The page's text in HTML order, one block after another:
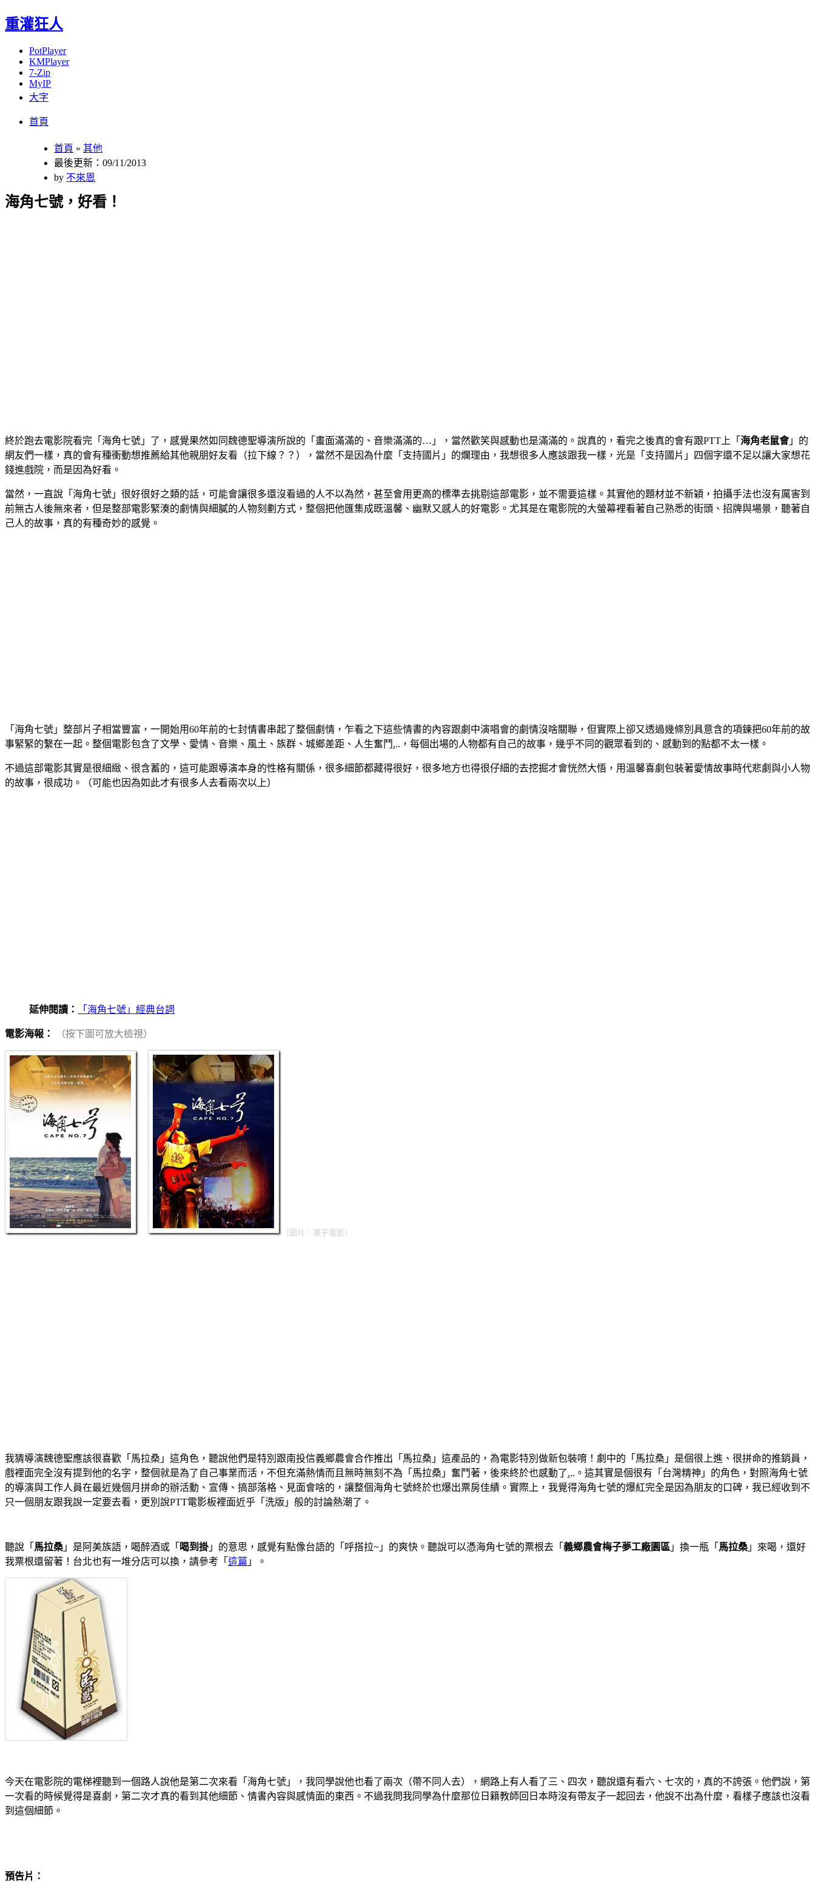
重灌狂人
PotPlayer
KMPlayer
7-Zip
MyIP
大字
首頁
首頁 » 其他
最後更新：09/11/2013
by 不來恩
海角七號，好看！
終於跑去電影院看完「海角七號」了，感覺果然如同魏德聖導演所說的「畫面滿滿的、音樂滿滿的…」，當然歡笑與感動也是滿滿的。說真的，看完之後真的會有跟PTT上「 海角老鼠會」的
網友們一樣，真的會有種衝動想推薦給其他親朋好友看（拉下線？？），當然不是因為什麼「支持國片」的爛理由，我想很多人應該跟我一樣，光是「支持國片」四個字還不足以讓大家想花
錢進戲院，而是因為好看。
當然，一直說「海角七號」很好很好之類的話，可能會讓很多還沒看過的人不以為然，甚至會用更高的標準去挑剔這部電影，並不需要這樣。其實他的題材並不新穎，拍攝手法也沒有厲害到
前無古人後無來者，但是整部電影緊湊的劇情與細膩的人物刻劃方式，整個把他匯集成既溫馨、幽默又感人的好電影。尤其是在電影院的大螢幕裡看著自己熟悉的街頭、招牌與場景，聽著自
己人的故事，真的有種奇妙的感覺。
「海角七號」整部片子相當豐富，一開始用60年前的七封情書串起了整個劇情，乍看之下這些情書的內容跟劇中演唱會的劇情沒啥關聯，但實際上卻又透過幾條別具意含的項鍊把60年前的故
事緊緊的繫在一起。整個電影包含了文學、愛情、音樂、風土、族群、城鄉差距、人生奮鬥 ...，每個出場的人物都有自己的故事，幾乎不同的觀眾看到的、感動到的點都不太一樣。
不過這部電影其實是很細緻、很含蓄的，這可能跟導演本身的性格有關係，很多細節都藏得很好，很多地方也得很仔細的去挖掘才會恍然大悟，用溫馨喜劇包裝著愛情故事時代悲劇與小人物
的故事，很成功。（可能也因為如此才有很多人去看兩次以上）
延伸閱讀： 「海角七號」經典台詞
電影海報： （按下圖可放大檢視）
（圖片：果子電影）
我猜導演魏德聖應該很喜歡「馬拉桑」這角色，聽說他們是特別跟南投信義鄉農會合作推出「馬拉桑」這產品的，為電影特別做新包裝唷！劇中的「馬拉桑」是個很上進、很拼命的推銷員，
戲裡面完全沒有提到他的名字，整個就是為了自己事業而活，不但充滿熱情而且無時無刻不為「馬拉桑」奮鬥著，後來終於也感動了...。這其實是個很有「台灣精神」的角色，對照海角七號
的導演與工作人員在最近幾個月拼命的辦活動、宣傳、搞部落格、見面會啥的，讓整個海角七號終於也爆出票房佳績。實際上，我覺得海角七號的爆紅完全是因為朋友的口碑，我已經收到不
只一個朋友跟我說一定要去看，更別說PTT電影板裡面近乎「洗版」般的討論熱潮了。
聽說「 馬拉桑 」是阿美族語，喝醉酒或「 喝到掛」的意思，感覺有點像台語的「呼搭拉~」的爽快。聽說可以憑海角七號的票根去「 義鄉農會梅子夢工廠園區 」換一瓶「 馬拉桑 」來喝，還好
我票根還留著！台北也有一堆分店可以換，請參考「 這篇 」。
今天在電影院的電梯裡聽到一個路人說他是第二次來看「海角七號」，我同學說他也看了兩次（帶不同人去），網路上有人看了三、四次，聽說還有看六、七次的，真的不誇張。他們說，第
一次看的時候覺得是喜劇，第二次才真的看到其他細節、情書內容與感情面的東西。不過我問我同學為什麼那位日籍教師回日本時沒有帶友子一起回去，他說不出為什麼，看樣子應該也沒看
到這個細節。
預告片：